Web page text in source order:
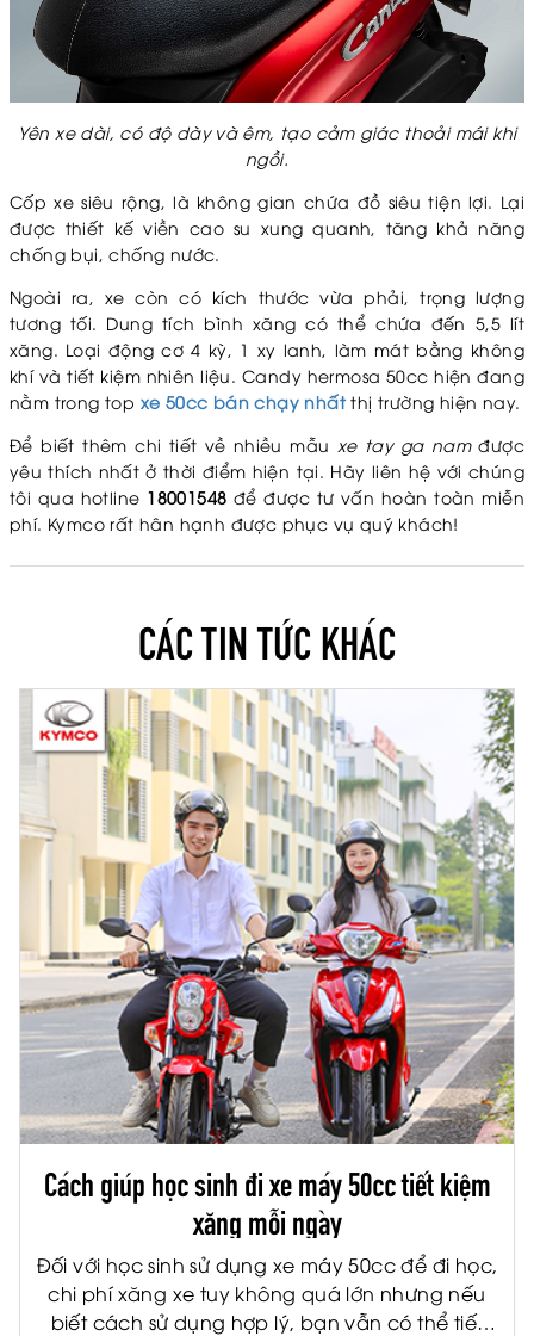
Yên xe dài, có độ dày và êm, tạo cảm giác thoải mái khi
ngồi.
Cốp xe siêu rộng, là không gian chứa đồ siêu tiện lợi. Lại
được thiết kế viền cao su xung quanh, tăng khả năng
chống bụi, chống nước.
Ngoài ra, xe còn có kích thước vừa phải, trọng lượng
tương tối. Dung tích bình xăng có thể chứa đến 5,5 lít
xăng. Loại động cơ 4 kỳ, 1 xy lanh, làm mát bằng không
khí và tiết kiệm nhiên liệu. Candy hermosa 50cc hiện đang
nằm trong top xe 50cc bán chạy nhấtthị trường hiện nay.
Để biết thêm chi tiết về nhiều mẫu xe tay ga nam được
yêu thích nhất ở thời điểm hiện tại. Hãy liên hệ với chúng
tôi qua hotline 18001548 để được tư vấn hoàn toàn miễn
phí. Kymco rất hân hạnh được phục vụ quý khách!
CÁC TIN TỨC KHÁC
Cách giúp học sinh đi xe máy 50cc tiết kiệm
xăng mỗi ngày
Đối với học sinh sử dụng xe máy 50cc để đi học,
chi phí xăng xe tuy không quá lớn nhưng nếu
biết cách sử dụng hợp lý, bạn vẫn có thể tiết